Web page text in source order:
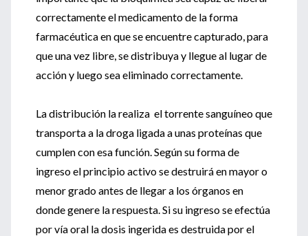
correctamente el medicamento de la forma
farmacéutica en que se encuentre capturado, para
que una vez libre, se distribuya y llegue al lugar de
acción y luego sea eliminado correctamente.
La distribución la realiza el torrente sanguíneo que
transporta a la droga ligada a unas proteínas que
cumplen con esa función. Según su forma de
ingreso el principio activo se destruirá en mayor o
menor grado antes de llegar a los órganos en
donde genere la respuesta. Si su ingreso se efectúa
por vía oral la dosis ingerida es destruida por el